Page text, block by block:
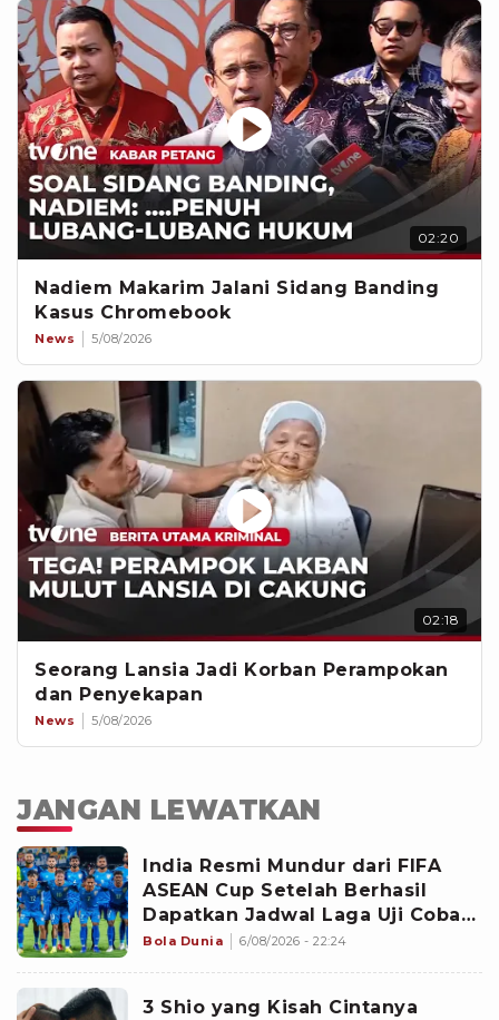
02:20
Nadiem Makarim Jalani Sidang Banding
Kasus Chromebook
News 5/08/2026
02:18
Seorang Lansia Jadi Korban Perampokan
dan Penyekapan
News 5/08/2026
JANGAN LEWATKAN
India Resmi Mundur dari FIFA
ASEAN Cup Setelah Berhasil
Dapatkan Jadwal Laga Uji Coba
Internasional Vs Brasil?
Bola Dunia 6/08/2026 - 22:24
3 Shio yang Kisah Cintanya